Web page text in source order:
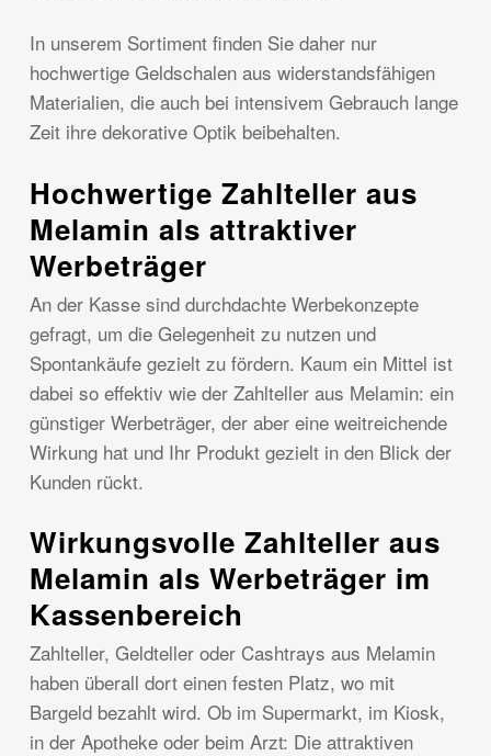
In unserem Sortiment finden Sie daher nur
hochwertige Geldschalen aus widerstandsfähigen
Materialien, die auch bei intensivem Gebrauch lange
Zeit ihre dekorative Optik beibehalten.
Hochwertige Zahlteller aus
Melamin als attraktiver
Werbeträger
An der Kasse sind durchdachte Werbekonzepte
gefragt, um die Gelegenheit zu nutzen und
Spontankäufe gezielt zu fördern. Kaum ein Mittel ist
dabei so effektiv wie der Zahlteller aus Melamin: ein
günstiger Werbeträger, der aber eine weitreichende
Wirkung hat und Ihr Produkt gezielt in den Blick der
Kunden rückt.
Wirkungsvolle Zahlteller aus
Melamin als Werbeträger im
Kassenbereich
Zahlteller, Geldteller oder Cashtrays aus Melamin
haben überall dort einen festen Platz, wo mit
Bargeld bezahlt wird. Ob im Supermarkt, im Kiosk,
in der Apotheke oder beim Arzt: Die attraktiven